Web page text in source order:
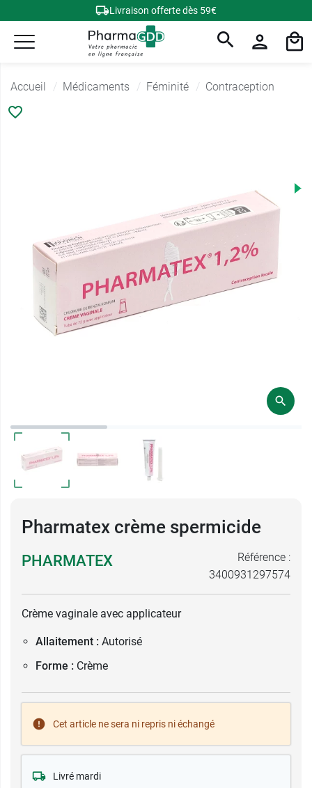
Livraison offerte dès 59€
Accueil Médicaments Féminité Contraception
Pharmatex crème spermicide
PHARMATEX
Référence :
3400931297574
Crème vaginale avec applicateur
Allaitement : Autorisé
Forme : Crème
Cet article ne sera ni repris ni échangé
Livré mardi